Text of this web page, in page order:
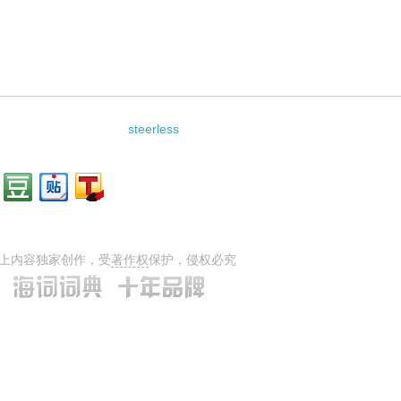
steerless
内容独家创作，受著作权保护，侵权必究